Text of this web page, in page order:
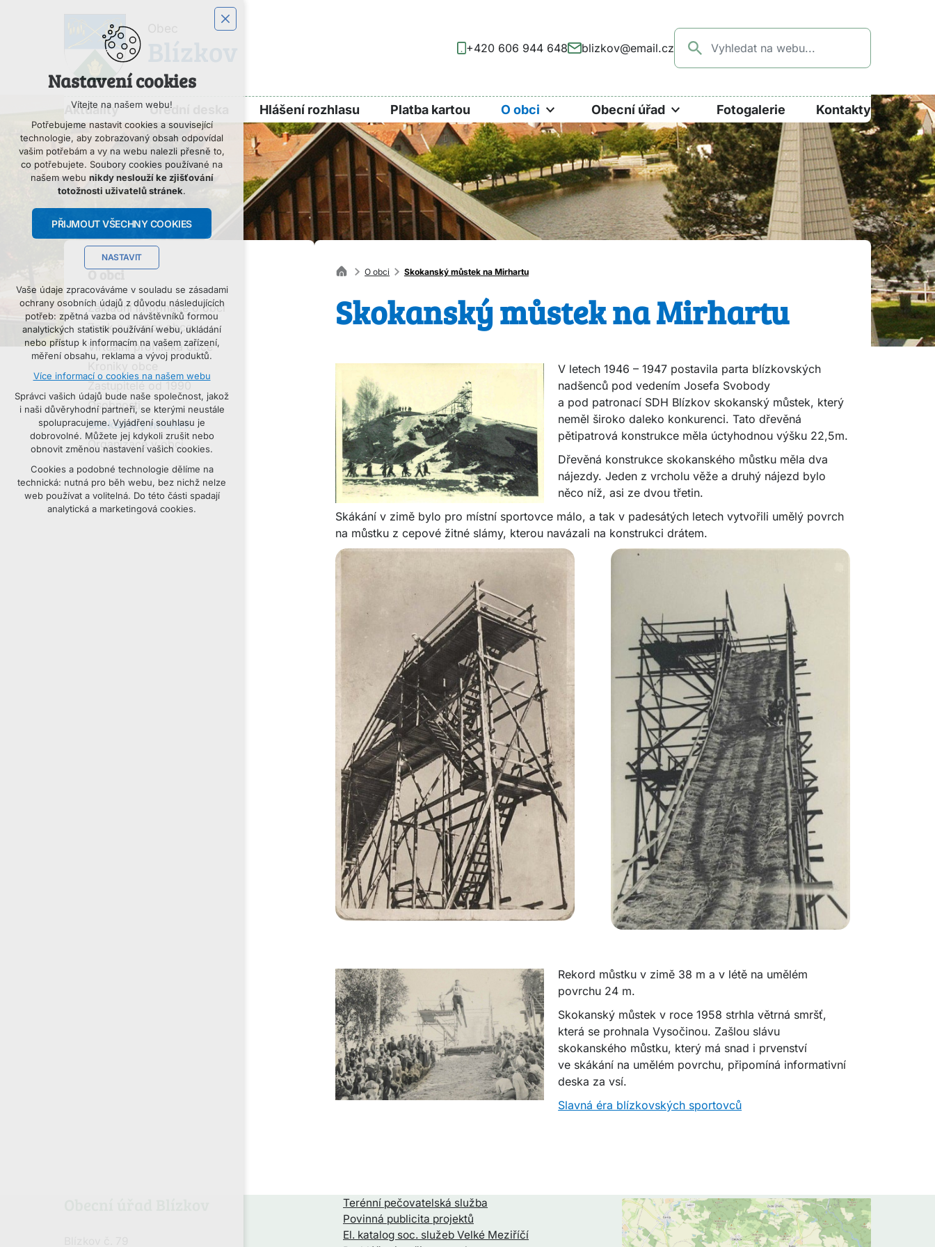
+420 606 944 648 blizkov@email.cz
Aktuality Úřední deska Hlášení rozhlasu Platba kartou O obci Obecní úřad Fotogalerie Kontakty
O obci Skokanský můstek na Mirhartu
Skokanský můstek na Mirhartu
V letech 1946 – 1947 postavila parta blízkovských
nadšenců pod vedením Josefa Svobody
a pod patronací SDH Blízkov skokanský můstek, který
neměl široko daleko konkurenci. Tato dřevěná
pětipatrová konstrukce měla úctyhodnou výšku 22,5m.
Dřevěná konstrukce skokanského můstku měla dva
nájezdy. Jeden z vrcholu věže a druhý nájezd bylo
něco níž, asi ze dvou třetin.
Skákání v zimě bylo pro místní sportovce málo, a tak v padesátých letech vytvořili umělý povrch
na můstku z cepové žitné slámy, kterou navázali na konstrukci drátem.
Rekord můstku v zimě 38 m a v létě na umělém
povrchu 24 m.
Skokanský můstek v roce 1958 strhla větrná smršť,
která se prohnala Vysočinou. Zašlou slávu
skokanského můstku, který má snad i prvenství
ve skákání na umělém povrchu, připomíná informativní
deska za vsí.
Slavná éra blízkovských sportovců
O obci
Základní informace o obci
Znak a prapor obce
Virtuální prohlídka obce
Kroniky obce
Zastupitelé od 1990
Osobnosti
Skokanský můstek
Organizace v obci
Terénní pečovatelská služba
Povinná publicita projektů
El. katalog soc. služeb Velké Meziříčí
Nastavení cookies
Vítejte na našem webu!
Potřebujeme nastavit cookies a související
technologie, aby zobrazovaný obsah odpovídal
vašim potřebám a vy na webu nalezli přesně to,
co potřebujete. Soubory cookies používané na
našem webu nikdy neslouží ke zjišťování
totožnosti uživatelů stránek.
PŘIJMOUT VŠECHNY COOKIES
NASTAVIT
Technická cookies
nutná pro provozování webu
udržení kontextu stránek (session):
případná přihlášení, volby jazyka, apod.
Volitelná cookies
analytická pro anonymizované vyhodnocení
návštěvnosti
marketingová cookies (Google, Seznam,
Facebook)
Více informací o cookies na našem webu
PŘIJMOUT VŠECHNY COOKIES
ODMÍTNOUT VOLITELNÁ
Vaše údaje zpracováváme v souladu se zásadami
ochrany osobních údajů z důvodu následujících
potřeb: zpětná vazba od návštěvníků formou
analytických statistik používání webu, ukládání
nebo přístup k informacím na vašem zařízení,
měření obsahu, reklama a vývoj produktů.
Více informací o cookies na našem webu
Správci vašich údajů bude naše společnost, jakož
i naši důvěryhodní partneři, se kterými neustále
spolupracujeme. Vyjádření souhlasu je
dobrovolné. Můžete jej kdykoli zrušit nebo
obnovit změnou nastavení vašich cookies.
Cookies a podobné technologie dělíme na
technická: nutná pro běh webu, bez nichž nelze
web používat a volitelná. Do této části spadají
analytická a marketingová cookies.